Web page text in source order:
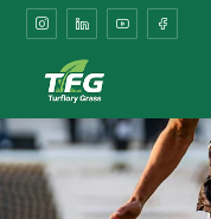
Caged
Small
Pet
Turf